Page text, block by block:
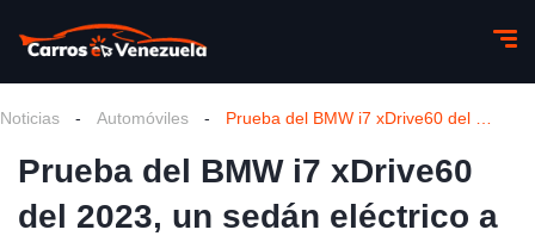
Noticias - Automóviles -
Prueba del BMW i7 xDrive60
del 2023, un sedán eléctrico a